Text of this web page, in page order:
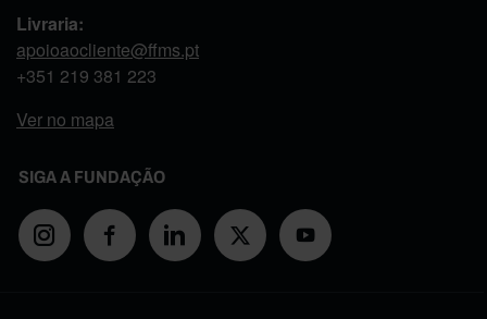
Livraria:
apoioaocliente@ffms.pt
+351 219 381 223
Ver no mapa
SIGA A FUNDAÇÃO